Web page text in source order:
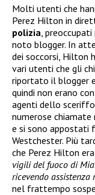
Molti utenti che
Perez Hilton in
polizia ,
noto blogger. In
dei soccorsi, Hilton
vari utenti che gli
riportato il blogger
quindi non erano
agenti dello
numerose
e si sono appostati
Westchester. Più
che Perez Hilton
vigili del fuoco di
ricevendo assistenza
nel frattempo